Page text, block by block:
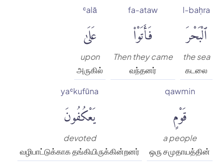
l-baḥra
ٱلْبَحْرَ
the sea
கடலை
fa-ataw
فَأَتَوْا۟
Then they came
வந்தனர்
ʿalā
عَلَىٰ
upon
அருகில்
qawmin
قَوْمٍ
a people
ஒரு சமுதாயத்தின்
yaʿkufūna
يَعْكُفُونَ
devoted
வழிபாட்டுக்காக தங்கியிருக்கின்றனர்